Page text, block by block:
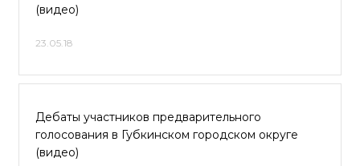
(видео)
23.05.18
Дебаты участников предварительного
голосования в Губкинском городском округе
(видео)